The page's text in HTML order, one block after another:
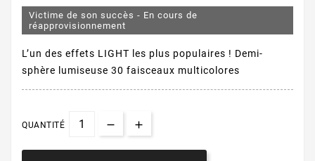
Victime de son succès - En cours de
réapprovisionnement
L’un des effets LIGHT les plus populaires ! Demi-
sphère lumiseuse 30 faisceaux multicolores
QUANTITÉ